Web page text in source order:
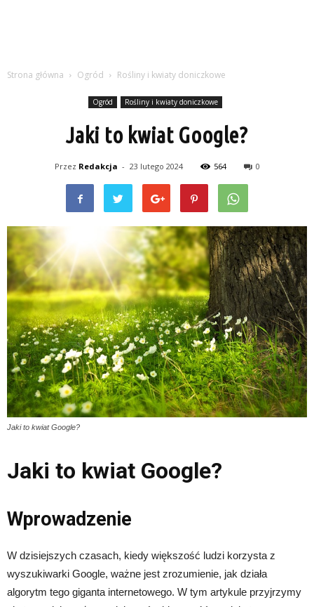
Strona główna Ogród Rośliny i kwiaty doniczkowe
Ogród Rośliny i kwiaty doniczkowe
Jaki to kwiat Google?
Przez Redakcja - 23 lutego 2024 564 0
Jaki to kwiat Google?
Jaki to kwiat Google?
Wprowadzenie
W dzisiejszych czasach, kiedy większość ludzi korzysta z
wyszukiwarki Google, ważne jest zrozumienie, jak działa
algorytm tego giganta internetowego. W tym artykule przyjrzymy